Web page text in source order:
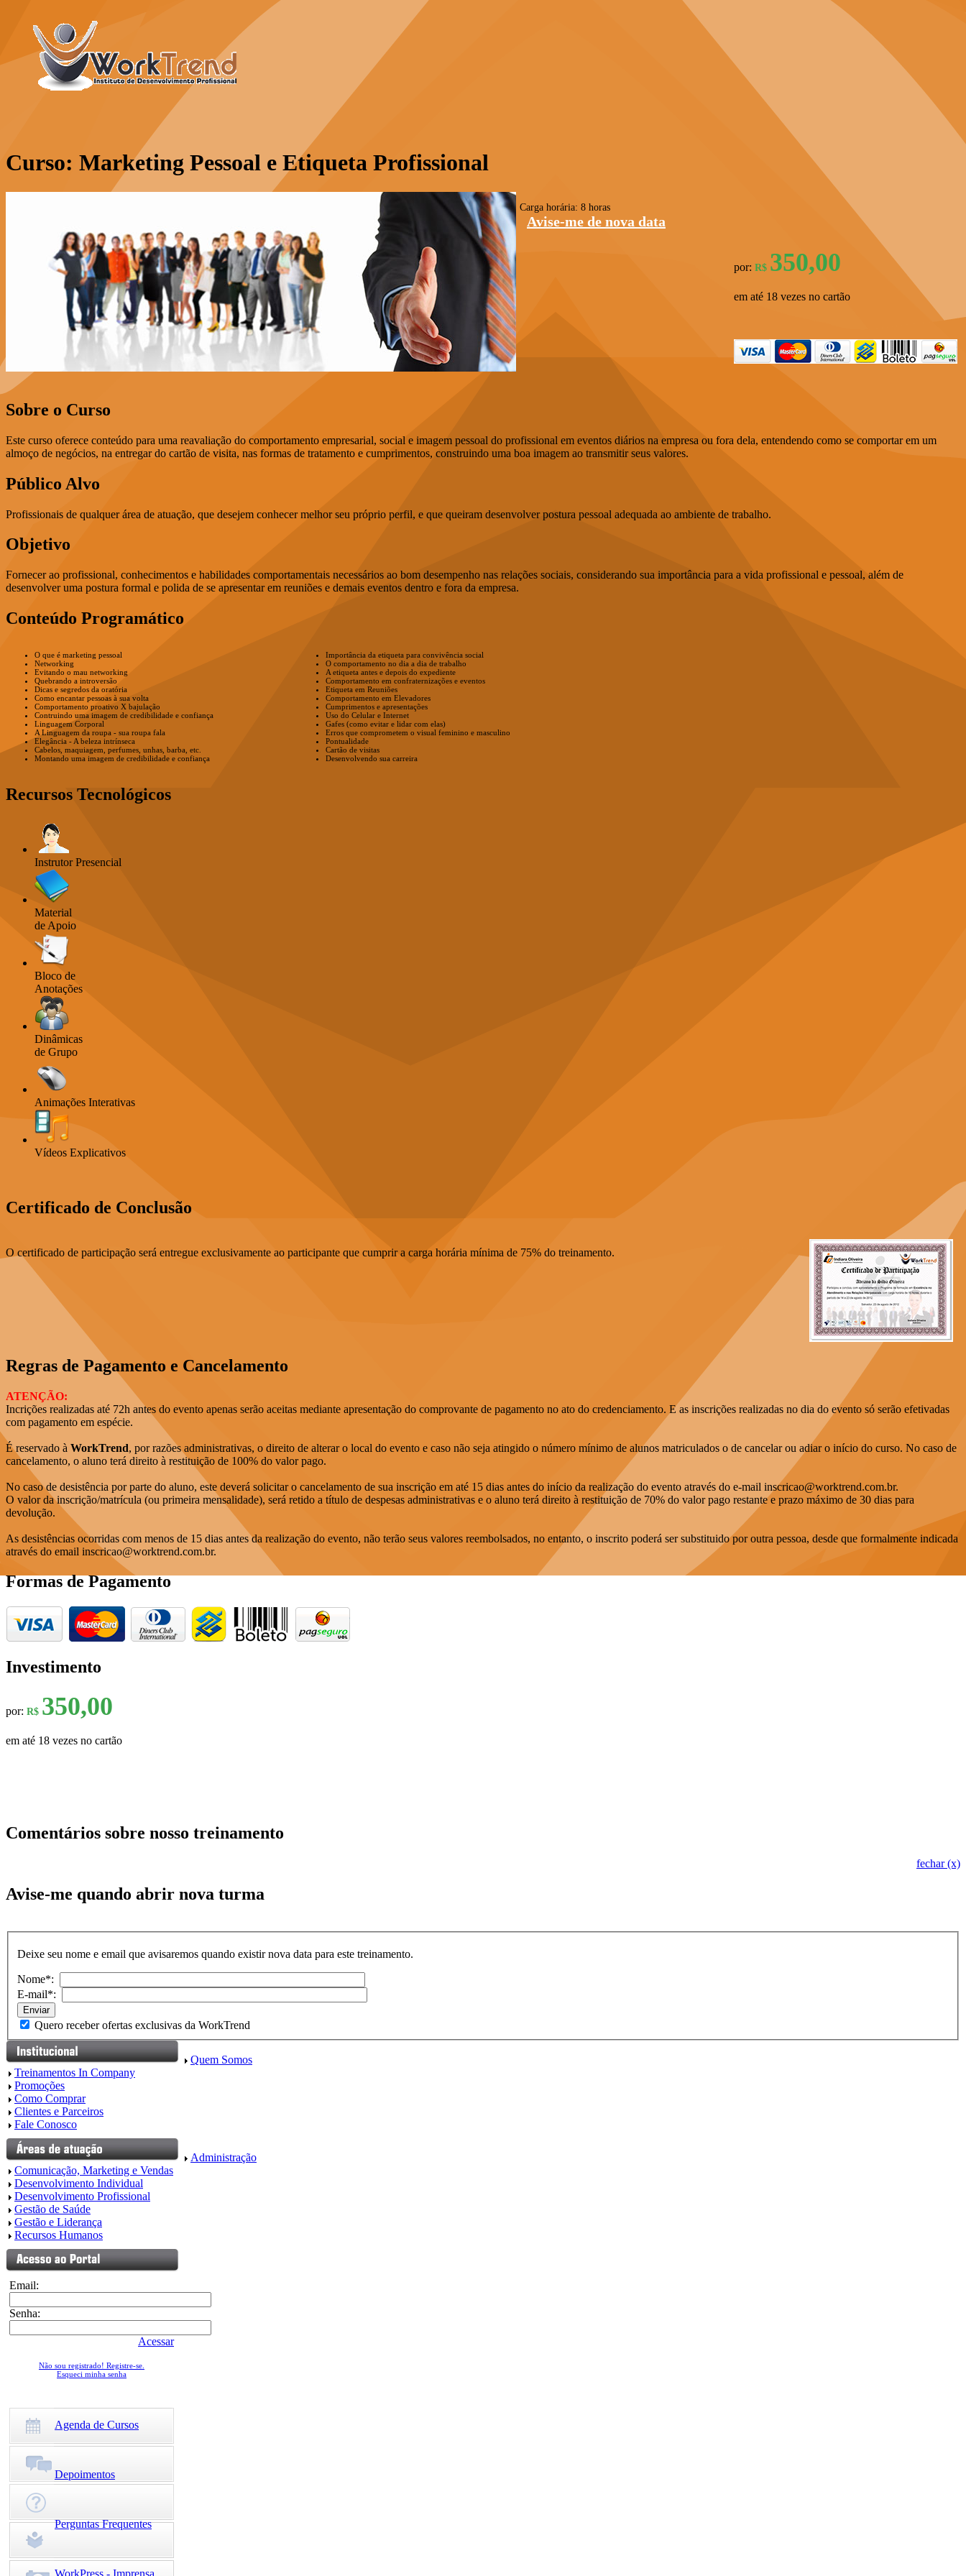
Curso: Marketing Pessoal e Etiqueta Profissional
Carga horária: 8 horas
Avise-me de nova data
por: R$ 350,00
em até 18 vezes no cartão
Sobre o Curso
Este curso oferece conteúdo para uma reavaliação do comportamento empresarial, social e imagem pessoal do profissional em eventos diários na empresa ou fora dela, entendendo como se comportar em um
almoço de negócios, na entregar do cartão de visita, nas formas de tratamento e cumprimentos, construindo uma boa imagem ao transmitir seus valores.
Público Alvo
Profissionais de qualquer área de atuação, que desejem conhecer melhor seu próprio perfil, e que queiram desenvolver postura pessoal adequada ao ambiente de trabalho.
Objetivo
Fornecer ao profissional, conhecimentos e habilidades comportamentais necessários ao bom desempenho nas relações sociais, considerando sua importância para a vida profissional e pessoal, além de
desenvolver uma postura formal e polida de se apresentar em reuniões e demais eventos dentro e fora da empresa.
Conteúdo Programático
O que é marketing pessoal
Networking
Evitando o mau networking
Quebrando a introversão
Dicas e segredos da oratória
Como encantar pessoas à sua volta
Comportamento proativo X bajulação
Contruindo uma imagem de credibilidade e confiança
Linguagem Corporal
A Linguagem da roupa - sua roupa fala
Elegância - A beleza intrínseca
Cabelos, maquiagem, perfumes, unhas, barba, etc.
Montando uma imagem de credibilidade e confiança
Importância da etiqueta para convivência social
O comportamento no dia a dia de trabalho
A etiqueta antes e depois do expediente
Comportamento em confraternizações e eventos
Etiqueta em Reuniões
Comportamento em Elevadores
Cumprimentos e apresentações
Uso do Celular e Internet
Gafes (como evitar e lidar com elas)
Erros que comprometem o visual feminino e masculino
Pontualidade
Cartão de visitas
Desenvolvendo sua carreira
Recursos Tecnológicos
Instrutor Presencial
Material
de Apoio
Bloco de
Anotações
Dinâmicas
de Grupo
Animações Interativas
Vídeos Explicativos
Certificado de Conclusão
O certificado de participação será entregue exclusivamente ao participante que cumprir a carga horária mínima de 75% do treinamento.
Regras de Pagamento e Cancelamento
ATENÇÃO:
Incrições realizadas até 72h antes do evento apenas serão aceitas mediante apresentação do comprovante de pagamento no ato do credenciamento. E as inscrições realizadas no dia do evento só serão efetivadas
com pagamento em espécie.
É reservado à WorkTrend, por razões administrativas, o direito de alterar o local do evento e caso não seja atingido o número mínimo de alunos matriculados o de cancelar ou adiar o início do curso. No caso de
cancelamento, o aluno terá direito à restituição de 100% do valor pago.
No caso de desistência por parte do aluno, este deverá solicitar o cancelamento de sua inscrição em até 15 dias antes do início da realização do evento através do e-mail inscricao@worktrend.com.br.
O valor da inscrição/matrícula (ou primeira mensalidade), será retido a título de despesas administrativas e o aluno terá direito à restituição de 70% do valor pago restante e prazo máximo de 30 dias para
devolução.
As desistências ocorridas com menos de 15 dias antes da realização do evento, não terão seus valores reembolsados, no entanto, o inscrito poderá ser substituido por outra pessoa, desde que formalmente indicada
através do email inscricao@worktrend.com.br.
Formas de Pagamento
Investimento
por: R$ 350,00
em até 18 vezes no cartão
Comentários sobre nosso treinamento
fechar (x)
Avise-me quando abrir nova turma
Deixe seu nome e email que avisaremos quando existir nova data para este treinamento.
Nome*:
E-mail*:
Quero receber ofertas exclusivas da WorkTrend
Quem Somos
Treinamentos In Company
Promoções
Como Comprar
Clientes e Parceiros
Fale Conosco
Administração
Comunicação, Marketing e Vendas
Desenvolvimento Individual
Desenvolvimento Profissional
Gestão de Saúde
Gestão e Liderança
Recursos Humanos
Email:
Senha:
Acessar
Não sou registrado! Registre-se.
Esqueci minha senha
Agenda de Cursos
Depoimentos
Perguntas Frequentes